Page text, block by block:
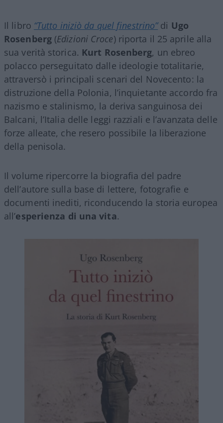
Il libro “Tutto iniziò da quel finestrino”di Ugo
Rosenberg(Edizioni Croce) riporta il 25 aprile alla
sua verità storica. Kurt Rosenberg, un ebreo
polacco perseguitato dalle ideologie totalitarie,
attraversò i principali scenari del Novecento: la
distruzione della Polonia, l’inquietante accordo fra
nazismo e stalinismo, la deriva sanguinosa dei
Balcani, l’Italia delle leggi razziali e l’avanzata delle
forze alleate, che resero possibile la liberazione
della penisola.
Il volume ripercorre la biografia del padre
dell’autore sulla base di lettere, fotografie e
documenti inediti, riconducendo la storia europea
all’esperienza di una vita.